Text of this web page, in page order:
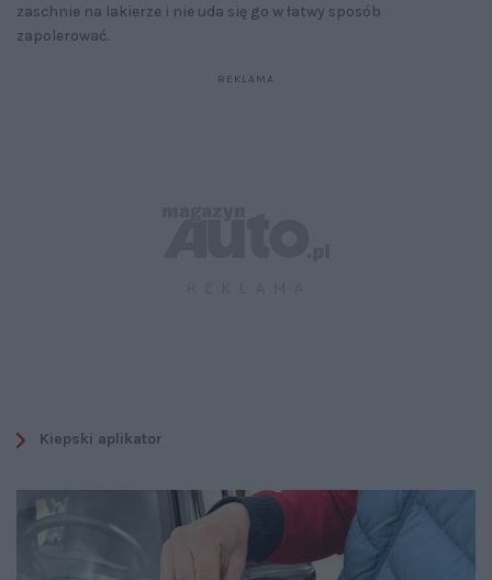
zaschnie na lakierze i nie uda się go w łatwy sposób
zapolerować.
Kiepski aplikator